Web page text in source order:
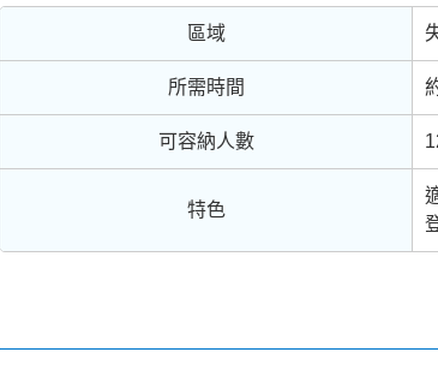
區域
所需時間
可容納人數
特色